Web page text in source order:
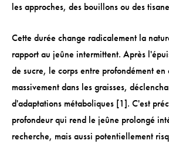
les approches, des bouillons ou des
Cette durée change radicalement la
rapport au jeûne intermittent. Après
de sucre, le corps entre profondément en
massivement dans les graisses,
d'adaptations métaboliques [1]. C'est
profondeur qui rend le jeûne prolongé
recherche, mais aussi potentiellement